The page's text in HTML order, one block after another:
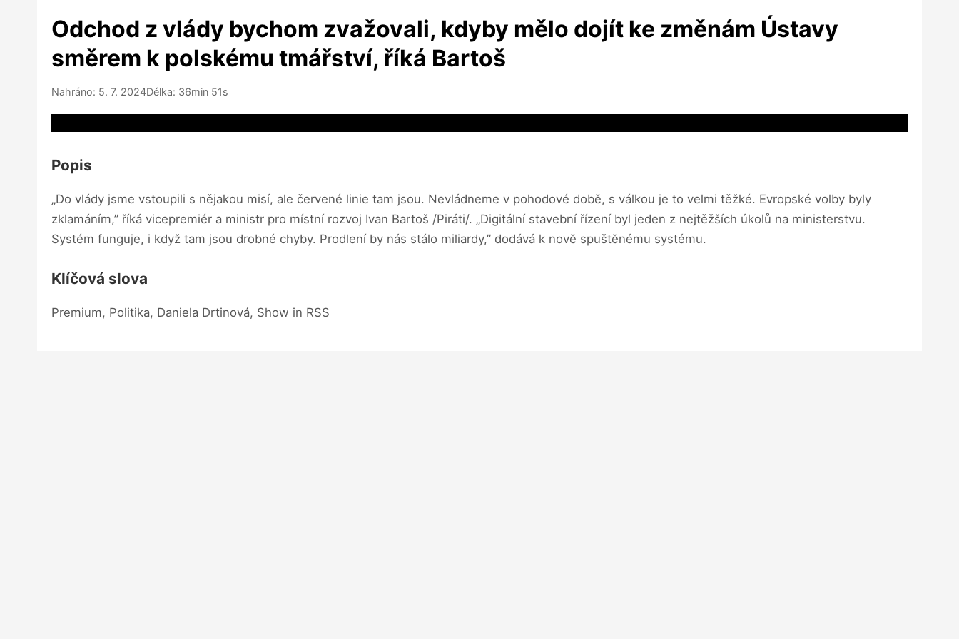
Odchod z vlády bychom zvažovali, kdyby mělo dojít ke změnám Ústavy
směrem k polskému tmářství, říká Bartoš
Nahráno: 5. 7. 2024Délka: 36min 51s
Popis
„Do vlády jsme vstoupili s nějakou misí, ale červené linie tam jsou. Nevládneme v pohodové době, s válkou je to velmi těžké. Evropské volby byly
zklamáním,” říká vicepremiér a ministr pro místní rozvoj Ivan Bartoš /Piráti/. „Digitální stavební řízení byl jeden z nejtěžších úkolů na ministerstvu.
Systém funguje, i když tam jsou drobné chyby. Prodlení by nás stálo miliardy,” dodává k nově spuštěnému systému.
Klíčová slova
Premium, Politika, Daniela Drtinová, Show in RSS